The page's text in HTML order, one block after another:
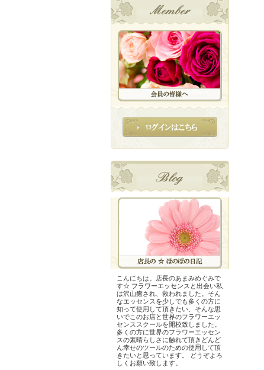
こんにちは。店長のあまみめぐみで
す☆ フラワーエッセンスと出会い私
は沢山癒され、救われました。そん
なエッセンスを少しでも多くの方に
知って使用して頂きたい、そんな思
いでこのお店と世界のフラワーエッ
センススクールを開校致しました。
多くの方に世界のフラワーエッセン
スの素晴らしさに触れて頂きどんど
ん幸せのツールのための使用して頂
きたいと思っています。 どうぞよろ
しくお願い致します。